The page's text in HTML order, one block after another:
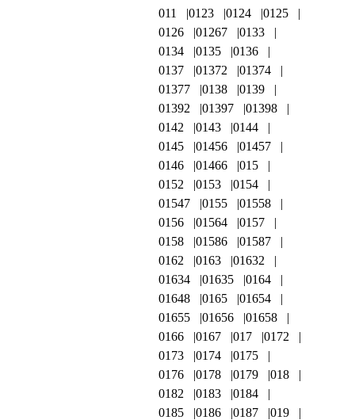
011 0123 0124
0125
0126
01267
0133
0134
0135
0136
0137
01372
01374
01377
0138
0139
01392
01397
01398
0142
0143
0144
0145
01456
01457
0146
01466
015
0152
0153
0154
01547
0155
01558
0156
01564
0157
0158
01586
01587
0162
0163
01632
01634
01635
0164
01648
0165
01654
01655
01656
01658
0166
0167 017
0172
0173
0174
0175
0176
0178 0179
018
0182
0183
0184
0185
0186 0187
019